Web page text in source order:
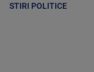
STIRI POLITICE